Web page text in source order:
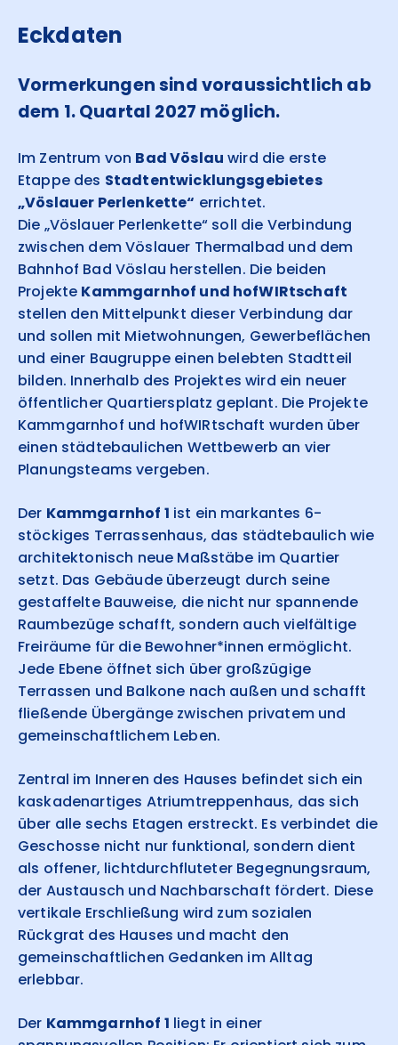
Eckdaten
Vormerkungen sind voraussichtlich ab
dem 1. Quartal 2027 möglich.
Im Zentrum von Bad Vöslau wird die erste
Etappe des Stadtentwicklungsgebietes
„Vöslauer Perlenkette“ errichtet.
Die „Vöslauer Perlenkette“ soll die Verbindung
zwischen dem Vöslauer Thermalbad und dem
Bahnhof Bad Vöslau herstellen. Die beiden
Projekte Kammgarnhof und hofWIRtschaft
stellen den Mittelpunkt dieser Verbindung dar
und sollen mit Mietwohnungen, Gewerbeflächen
und einer Baugruppe einen belebten Stadtteil
bilden. Innerhalb des Projektes wird ein neuer
öffentlicher Quartiersplatz geplant. Die Projekte
Kammgarnhof und hofWIRtschaft wurden über
einen städtebaulichen Wettbewerb an vier
Planungsteams vergeben.
Der Kammgarnhof 1 ist ein markantes 6-
stöckiges Terrassenhaus, das städtebaulich wie
architektonisch neue Maßstäbe im Quartier
setzt. Das Gebäude überzeugt durch seine
gestaffelte Bauweise, die nicht nur spannende
Raumbezüge schafft, sondern auch vielfältige
Freiräume für die Bewohner*innen ermöglicht.
Jede Ebene öffnet sich über großzügige
Terrassen und Balkone nach außen und schafft
fließende Übergänge zwischen privatem und
gemeinschaftlichem Leben.
Zentral im Inneren des Hauses befindet sich ein
kaskadenartiges Atriumtreppenhaus, das sich
über alle sechs Etagen erstreckt. Es verbindet die
Geschosse nicht nur funktional, sondern dient
als offener, lichtdurchfluteter Begegnungsraum,
der Austausch und Nachbarschaft fördert. Diese
vertikale Erschließung wird zum sozialen
Rückgrat des Hauses und macht den
gemeinschaftlichen Gedanken im Alltag
erlebbar.
Der Kammgarnhof 1 liegt in einer